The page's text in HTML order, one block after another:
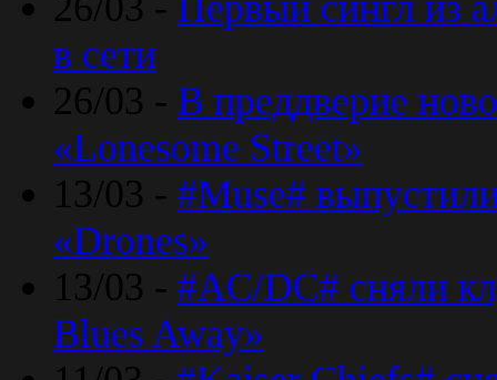
в сети
26/03 - В преддверие
«Lonesome Street»
13/03 - #Muse#
«Drones»
13/03 - #AC/DC# сняли
Blues Away»